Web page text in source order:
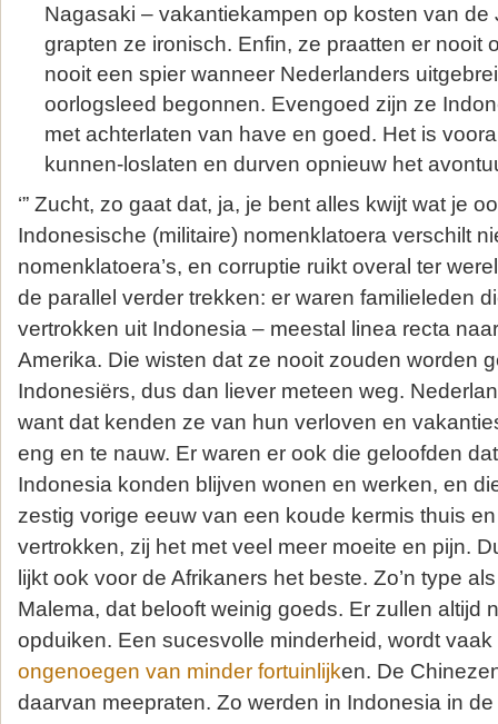
Nagasaki – vakantiekampen op kosten van de
grapten ze ironisch. Enfin, ze praatten er nooit
nooit een spier wanneer Nederlanders
oorlogsleed begonnen. Evengoed zijn ze
met achterlaten van have en goed. Het is
kunnen-loslaten en durven opnieuw het
‘” Zucht, zo gaat dat, ja, je bent alles kwijt wat je
Indonesische (militaire) nomenklatoera verschilt
nomenklatoera’s, en corruptie ruikt overal ter
de parallel verder trekken: er waren familieleden
vertrokken uit Indonesia – meestal linea recta
Amerika. Die wisten dat ze nooit zouden worden
Indonesiërs, dus dan liever meteen weg.
want dat kenden ze van hun verloven en
eng en te nauw. Er waren er ook die geloofden
Indonesia konden blijven wonen en werken, en
zestig vorige eeuw van een koude kermis thuis
vertrokken, zij het met veel meer moeite en pijn.
lijkt ook voor de Afrikaners het beste. Zo’n type
Malema, dat belooft weinig goeds. Er zullen altijd
opduiken. Een sucesvolle minderheid, wordt vaak
ongenoegen van minder fortuinlijken. De
daarvan meepraten. Zo werden in Indonesia in